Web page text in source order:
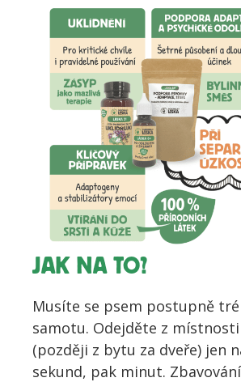
JAK NA TO?
Musíte se psem postupně
samotu. Odejděte z místnosti
(později z bytu za dveře) jen
sekund, pak minut.